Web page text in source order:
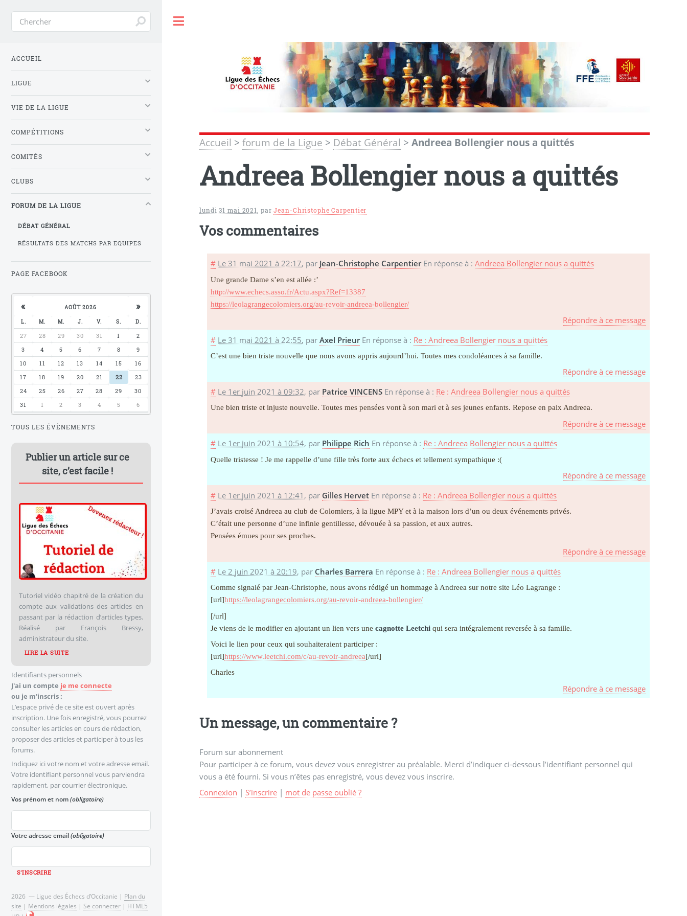
Accueil >forum de la Ligue > Débat Général >Andreea Bollengier nous a quittés
Andreea Bollengier nous a quittés
lundi 31 mai 2021 parJean-Christophe Carpentier
Vos commentaires
# Le 31 mai 2021 à 22:17, par Jean-Christophe Carpentier En réponse à :Andreea Bollengier nous a quittés
Une grande Dame s’en est allée :’
http://www.echecs.asso.fr/Actu.aspx?Ref=13387
https://leolagrangecolomiers.org/au-revoir-andreea-bollengier/
Répondre à ce message
# Le 31 mai 2021 à 22:55, parAxel Prieur En réponse à : Re : Andreea Bollengier nous a quittés
C’est une bien triste nouvelle que nous avons appris aujourd’hui. Toutes mes condoléances à sa famille.
Répondre à ce message
# Le 1er juin 2021 à 09:32, par Patrice VINCENS En réponse à : Re : Andreea Bollengier nous a quittés
Une bien triste et injuste nouvelle. Toutes mes pensées vont à son mari et à ses jeunes enfants. Repose en paix Andreea.
Répondre à ce message
# Le 1er juin 2021 à 10:54, par Philippe Rich En réponse à : Re : Andreea Bollengier nous a quittés
Quelle tristesse ! Je me rappelle d’une fille très forte aux échecs et tellement sympathique :(
Répondre à ce message
# Le 1er juin 2021 à 12:41 , par Gilles Hervet En réponse à : Re : Andreea Bollengier nous a quittés
J’avais croisé Andreea au club de Colomiers, à la ligue MPY et à la maison lors d’un ou deux événements privés.
C’était une personne d’une infinie gentillesse, dévouée à sa passion, et aux autres.
Pensées émues pour ses proches.
Répondre à ce message
# Le 2 juin 2021 à 20:19, par Charles Barrera En réponse à : Re : Andreea Bollengier nous a quittés
Comme signalé par Jean-Christophe, nous avons rédigé un hommage à Andreea sur notre site Léo Lagrange :
[url]https://leolagrangecolomiers.org/au-revoir-andreea-bollengier/
[/url]
Je viens de le modifier en ajoutant un lien vers unecagnotte Leetchi qui sera intégralement reversée à sa famille.
Voici le lien pour ceux qui souhaiteraient participer :
[url]https://www.leetchi.com/c/au-revoir-andreea[/url]
Charles
Répondre à ce message
Un message, un commentaire ?
Forum sur abonnement
Pour participer à ce forum, vous devez vous enregistrer au préalable. Merci d’indiquer ci-dessous l’identifiant personnel qui
vous a été fourni. Si vous n’êtes pas enregistré, vous devez vous inscrire.
Connexion | S’inscrire | mot de passe oublié ?
ACCUEIL
LIGUE
VIE DE LA LIGUE
COMPÉTITIONS
COMITÉS
CLUBS
FORUM DE LA LIGUE
DÉBAT GÉNÉRAL
RÉSULTATS DES MATCHS PAR EQUIPES
PAGE FACEBOOK
« AOÛT 2026 »
L. M. M. J. V. S. D.
27 28 29 30 31 1
2
3
4 5 6 7 8
9
10
11 12 13 14 15
16
17
18 19 20 21 22
23
24
25 26 27 28 29
30
31
1 2 3 4 5 6
TOUS LES ÉVÈNEMENTS
Publier un article sur ce
site, c’est facile !
Tutoriel vidéo chapitré de la création du
compte aux validations des articles en
passant par la rédaction d’articles types.
Réalisé par François Bressy,
administrateur du site.
LIRE LA SUITE
J'ai un compte je me connecte
ou je m'inscris :
L’espace privé de ce site est ouvert après
inscription. Une fois enregistré, vous pourrez
consulter les articles en cours de rédaction,
proposer des articles et participer à tous les
forums.
Identifiants personnels
Indiquez ici votre nom et votre adresse email.
Votre identifiant personnel vous parviendra
rapidement, par courrier électronique.
Vos prénom et nom(obligatoire)
Votre adresse email(obligatoire)
2026 — Ligue des Échecs d’Occitanie | Plan du
site | Mentions légales | Se connecter | HTML5